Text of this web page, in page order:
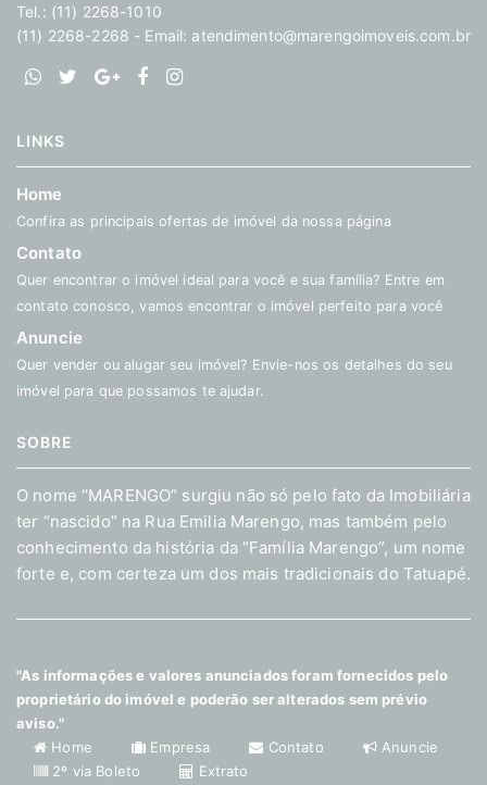
Tel.: (11) 2268-1010
(11) 2268-2268 - Email: atendimento@marengoimoveis.com.br
LINKS
Home
Confira as principais ofertas de imóvel da nossa página
Contato
Quer encontrar o imóvel ideal para você e sua família? Entre em
contato conosco, vamos encontrar o imóvel perfeito para você
Anuncie
Quer vender ou alugar seu imóvel? Envie-nos os detalhes do seu
imóvel para que possamos te ajudar.
SOBRE
O nome “MARENGO” surgiu não só pelo fato da Imobiliária
ter “nascido” na Rua Emilia Marengo, mas também pelo
conhecimento da história da “Família Marengo”, um nome
forte e, com certeza um dos mais tradicionais do Tatuapé.
"As informações e valores anunciados foram fornecidos pelo
proprietário do imóvel e poderão ser alterados sem prévio
aviso."
Home
Empresa Contato
Anuncie
2º via Boleto
Extrato